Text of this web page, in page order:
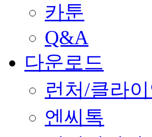
카툰
Q&A
다운로드
런처/클라
엔씨톡